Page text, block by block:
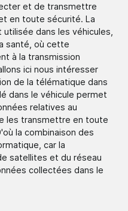
et de transmettre
en toute sécurité. La
dans les véhicules,
santé, où cette
à la transmission
ici nous intéresser
de la télématique dans
dans le véhicule permet
relatives au
les transmettre en toute
la combinaison des
car la
satellites et du réseau
collectées dans le